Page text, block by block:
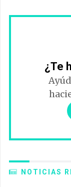
¿Te
NOTICIAS